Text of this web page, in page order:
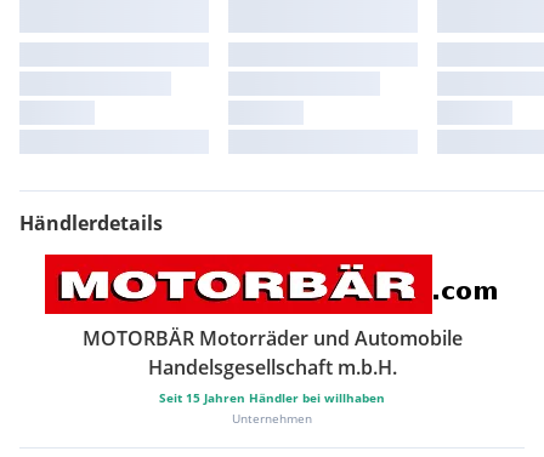
Händlerdetails
MOTORBÄR Motorräder und Automobile
Handelsgesellschaft m.b.H.
Seit 15 Jahren Händler bei willhaben
Unternehmen